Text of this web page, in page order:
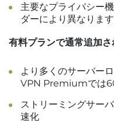
主要なプライバシー
ダーにより異なります
有料プランで通常追加
より多くのサーバー
VPN Premiumでは
ストリーミングサー
速化